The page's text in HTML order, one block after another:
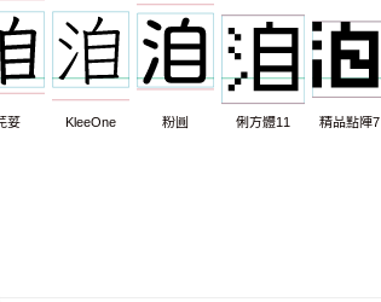
荽 KleeOne 粉圓 俐方體11 精品點陣7